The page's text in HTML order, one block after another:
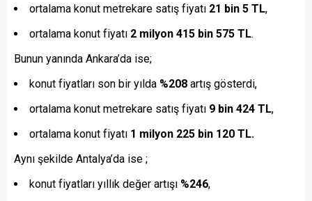
ortalama konut metrekare satış fiyatı 21 bin 5 TL,
ortalama konut fiyatı 2 milyon 415 bin 575 TL.
Bunun yanında Ankara’da ise;
konut fiyatları son bir yılda %208 artış gösterdi,
ortalama konut metrekare satış fiyatı 9 bin 424 TL,
ortalama konut fiyatı 1 milyon 225 bin 120 TL.
Aynı şekilde Antalya’da ise ;
konut fiyatları yıllık değer artışı %246,